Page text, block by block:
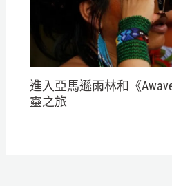
進入亞馬遜雨林和《
靈之旅